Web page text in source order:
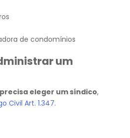
de condomínios
um
eleger um síndico,
Civil Art. 1.347.